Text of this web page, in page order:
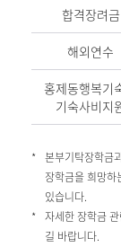
합격장려금
해외연수
홍제동행복기
기숙사비지
본부기탁장학금
장학금을 희망
있습니다.
자세한 장학금
길 바랍니다.